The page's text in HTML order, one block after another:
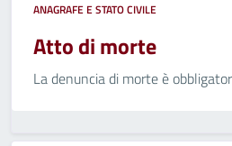
ANAGRAFE E STATO CIVILE
Atto di morte
La denuncia di morte è